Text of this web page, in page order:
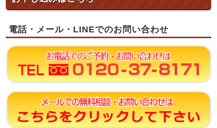
電話・メール・LINEでのお問い合わせ